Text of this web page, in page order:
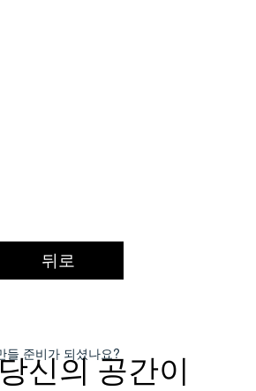
뒤로
들 준비가 되셨나요?
신의 공간이